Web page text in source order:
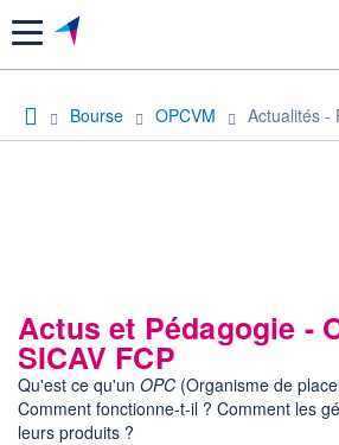
Menu
Bourse OPCVM Actualités -
Actus et Pédagogie -
SICAV FCP
Qu'est ce qu'un OPC (Organisme de
Comment fonctionne-t-il ? Comment les
leurs produits ?